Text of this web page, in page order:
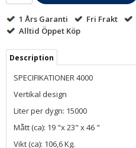
1 Års Garanti Fri Frakt
Alltid Öppet Köp
Description
SPECIFIKATIONER 4000
Vertikal design
Liter per dygn: 15000
Mått (ca): 19 "x 23" x 46 "
Vikt (ca): 106,6 Kg.